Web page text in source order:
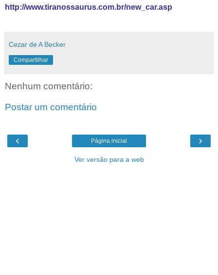
http://www.tiranossaurus.com.br/new_car.asp
Cezar de A Becker
Compartilhar
Nenhum comentário:
Postar um comentário
‹ ›
Página inicial
Ver versão para a web